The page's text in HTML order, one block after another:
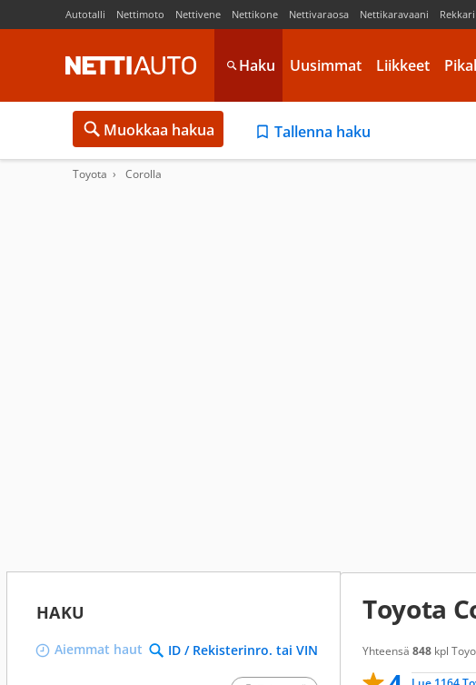
Autotalli Nettimoto Nettivene Nettikone Nettivaraosa Nettikaravaani Rekkari
Haku Uusimmat Liikkeet
Muokkaa hakua Tallenna haku
Toyota Corolla
HAKU
Aiemmat haut ID / Rekisterinro. tai VIN
Toyota
Yhteensä 848 kpl